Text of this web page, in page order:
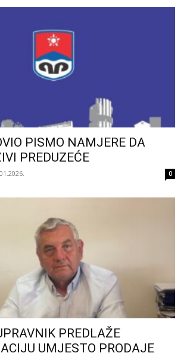
PISMO NAMJERE DA
PREDUZEĆE
0
PREDLAŽE
UMJESTO PRODAJE